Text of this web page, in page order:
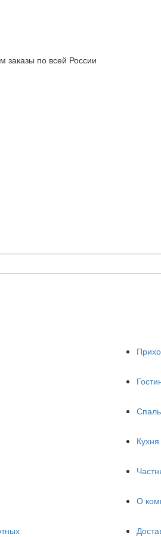
заказы по всей России
Кухня
О